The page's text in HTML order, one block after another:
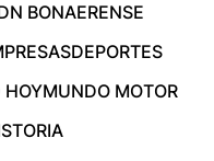
BONAERENSE
DEPORTES
HOYMUNDO MOTOR